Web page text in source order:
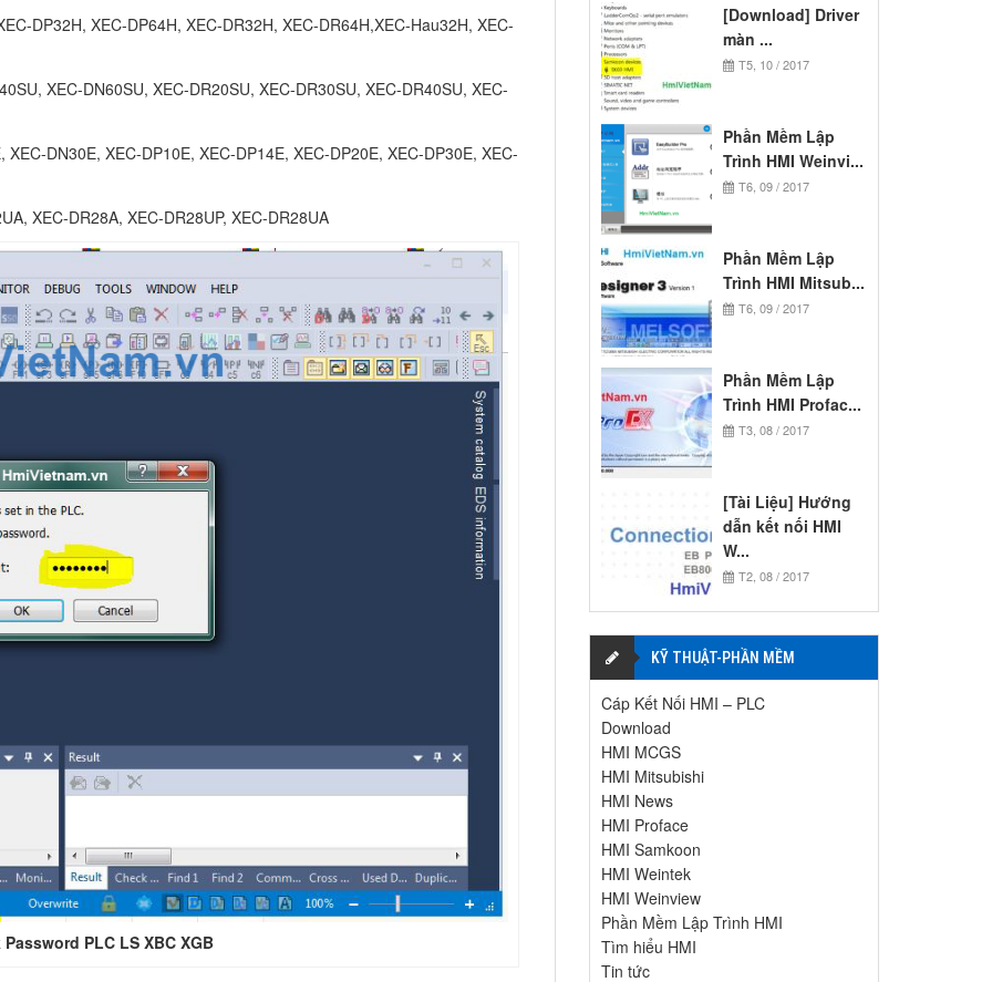
DP32H, XEC-DP64H, XEC-DR32H, XEC-DR64H,XEC-Hau32H, XEC-
XEC-DN60SU, XEC-DR20SU, XEC-DR30SU, XEC-DR40SU, XEC-
DN30E, XEC-DP10E, XEC-DP14E, XEC-DP20E, XEC-DP30E, XEC-
XEC-DR28A, XEC-DR28UP, XEC-DR28UA
Password PLC LS XBC XGB
[Download] Driver
màn ...
T5, 10 / 2017
Phần Mềm Lập
Trình HMI Weinvi...
T6, 09 / 2017
Phần Mềm Lập
Trình HMI Mitsub...
T6, 09 / 2017
Phần Mềm Lập
Trình HMI Profac...
T3, 08 / 2017
[Tài Liệu] Hướng
dẫn kết nối HMI
W...
T2, 08 / 2017
KỸ THUẬT-PHẦN MỀM
Cáp Kết Nối HMI – PLC
Download
HMI MCGS
HMI Mitsubishi
HMI News
HMI Proface
HMI Samkoon
HMI Weintek
HMI Weinview
Phần Mềm Lập Trình HMI
Tìm hiểu HMI
Tin tức